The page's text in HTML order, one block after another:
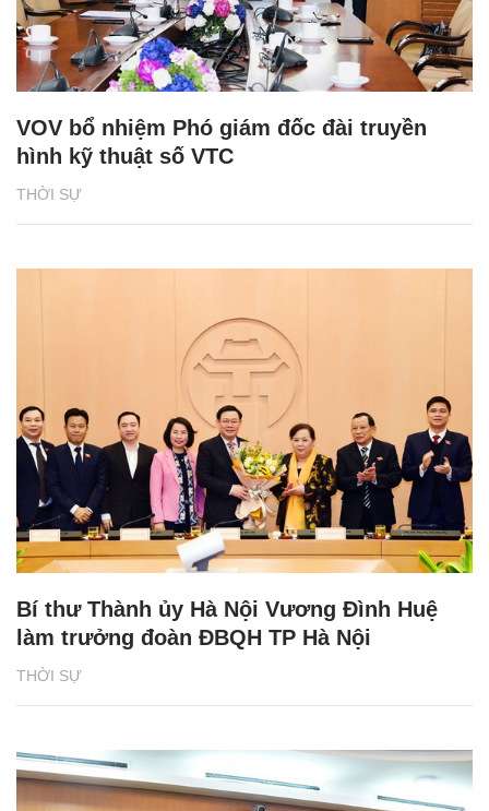
THỜI SỰ
VOV bổ nhiệm Phó giám đốc đài truyền
hình kỹ thuật số VTC
THỜI SỰ
Bí thư Thành ủy Hà Nội Vương Đình Huệ
làm trưởng đoàn ĐBQH TP Hà Nội